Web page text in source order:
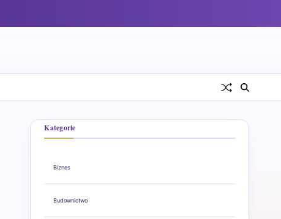
Kategorie
Biznes
Budownictwo